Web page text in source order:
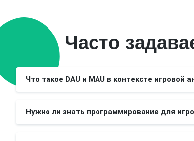
Часто
Что такое DAU и MAU в контексте игровой
Нужно ли знать программирование для